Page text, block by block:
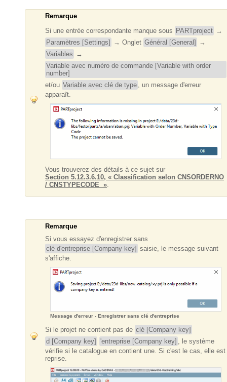
Remarque
Si une entrée correspondante manque sous PARTproject →
Paramètres [Settings]
→ Onglet Général [General]
→
Variables →
Variable avec numéro de commande [Variable with order
number]
et/ou Variable avec clé de type , un message d'erreur
apparaît.
Vous trouverez des détails à ce sujet sur
Section 5.12.3.6.10, « Classification selon CNSORDERNO
/ CNSTYPECODE ».
Remarque
Si vous essayez d'enregistrer sans
clé d'entreprise [Company key] saisie, le message suivant
s'affiche.
Message d'erreur - Enregistrer sans clé d'entreprise
Si le projet ne contient pas de clé [Company key]
d [Company key]
'entreprise [Company key]
, le système
vérifie si le catalogue en contient une. Si c'est le cas, elle est
reprise.